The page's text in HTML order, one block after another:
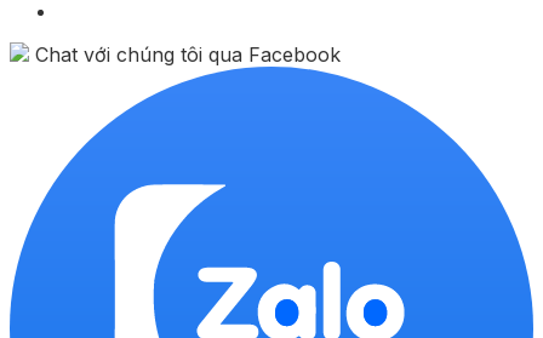
Chat với chúng tôi qua Facebook